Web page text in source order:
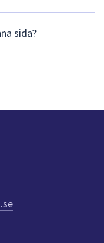
sida?